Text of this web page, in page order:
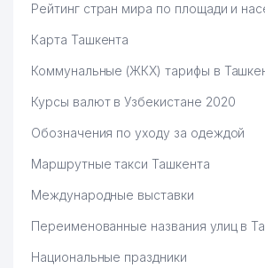
Рейтинг стран мира по площади и
Карта Ташкента
Коммунальные (ЖКХ) тарифы в
Курсы валют в Узбекистане 2020
Обозначения по уходу за одеждой
Маршрутные такси Ташкента
Международные выставки
Переименованные названия улиц в
Национальные праздники